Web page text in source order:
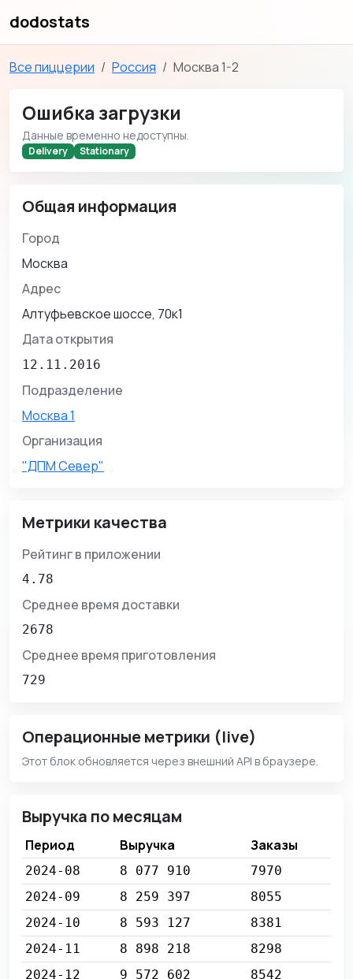
dodostats
Все пиццерии Россия Москва 1-2
Ошибка загрузки
Данные временно недоступны.
Delivery Stationary
Общая информация
Город
Москва
Адрес
Алтуфьевское шоссе, 70к1
Дата открытия
12.11.2016
Подразделение
Москва 1
Организация
"ДПМ Север"
Метрики качества
Рейтинг в приложении
4.78
Среднее время доставки
2678
Среднее время приготовления
729
Операционные метрики (live)
Этот блок обновляется через внешний API в браузере.
Выручка по месяцам
Период Выручка Заказы
2024-08 8 077 910
7970
2024-09
8 259 397
8055
2024-10
8 593 127
8381
2024-11
8 898 218
8298
2024-12
9 572 602
8542